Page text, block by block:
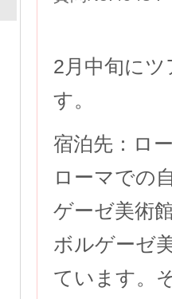
2月中旬に
す。
宿泊先：ロ
ローマでの
ゲーゼ美術
ボルゲーゼ
ています。